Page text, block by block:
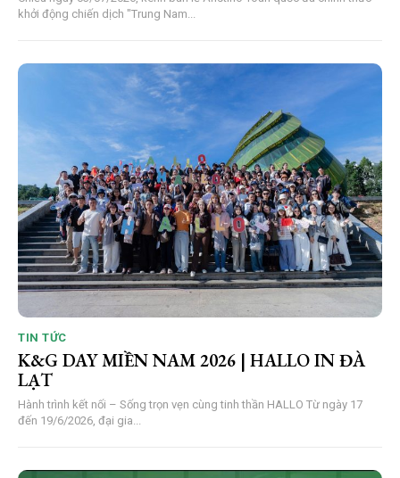
khởi động chiến dịch "Trung Nam...
TIN TỨC
K&G DAY MIỀN NAM 2026 | HALLO IN ĐÀ
LẠT
Hành trình kết nối – Sống trọn vẹn cùng tinh thần HALLO Từ ngày 17
đến 19/6/2026, đại gia...